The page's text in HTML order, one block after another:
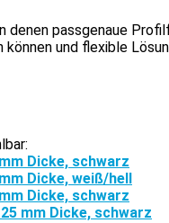
denen passgenaue
können und flexible
Dicke, schwarz
Dicke, weiß/hell
Dicke, schwarz
25 mm Dicke, schwarz